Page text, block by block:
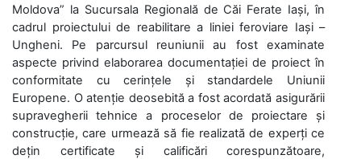
Moldova” la Sucursala Regională de Căi Ferate Iași, în
cadrul proiectului de reabilitare a liniei feroviare Iași –
Ungheni. Pe parcursul reuniunii au fost examinate
aspecte privind elaborarea documentației de proiect în
conformitate cu cerințele și standardele Uniunii
Europene. O atenție deosebită a fost acordată asigurării
supravegherii tehnice a proceselor de proiectare și
construcție, care urmează să fie realizată de experți ce
dețin certificate și calificări corespunzătoare,